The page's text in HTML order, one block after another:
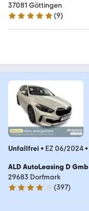
37081 Göttingen
4.8 Sterne
(9)
Unfallfrei • EZ 06/2024•
ALD AutoLeasing D
29683 Dorfmark
3.8 Sterne
(397)